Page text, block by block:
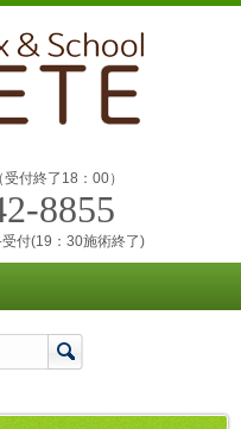
付終了18：00）
8855
付(19：30施術終了)